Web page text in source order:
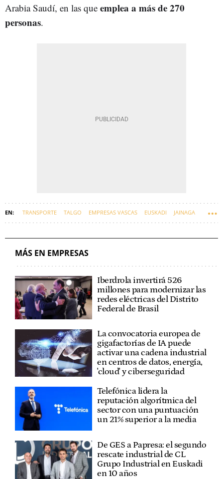
Arabia Saudí, en las que emplea a más de 270
personas.
TRANSPORTE TALGO EMPRESAS VASCAS EUSKADI JAINAGA
MÁS EN EMPRESAS
Iberdrola invertirá 526
millones para modernizar las
redes eléctricas del Distrito
Federal de Brasil
La convocatoria europea de
gigafactorías de IA puede
activar una cadena industrial
en centros de datos, energía,
'cloud' y ciberseguridad
Telefónica lidera la
reputación algorítmica del
sector con una puntuación
un 21% superior a la media
De GES a Papresa: el segundo
rescate industrial de CL
Grupo Industrial en Euskadi
en 10 años